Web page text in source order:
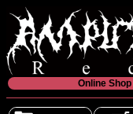
Online Shop